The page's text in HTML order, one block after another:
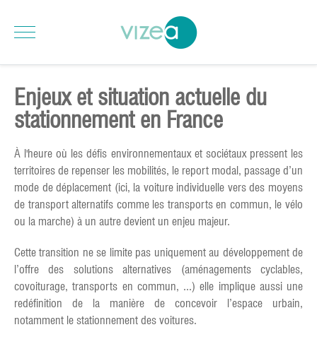
Enjeux et situation actuelle du
stationnement en France
À l'heure où les défis environnementaux et sociétaux pressent les
territoires de repenser les mobilités, le report modal, passage d’un
mode de déplacement (ici, la voiture individuelle vers des moyens
de transport alternatifs comme les transports en commun, le vélo
ou la marche) à un autre devient un enjeu majeur.
Cette transition ne se limite pas uniquement au développement de
l’offre des solutions alternatives (aménagements cyclables,
covoiturage, transports en commun, ...) elle implique aussi une
redéfinition de la manière de concevoir l’espace urbain,
notamment le stationnement des voitures.